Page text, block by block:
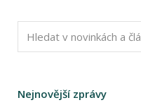
Nejnovější zprávy